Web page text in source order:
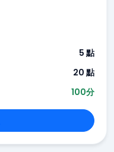
5 點
20 點
100分